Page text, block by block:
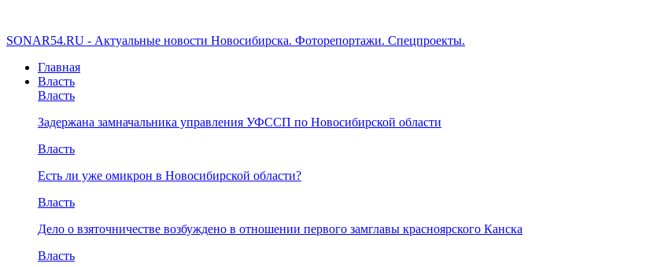
SONAR54.RU - Актуальные новости Новосибирска. Фоторепортажи. Спецпроекты.
Главная
Власть
Власть
Задержана замначальника управления УФССП по Новосибирской области
Власть
Есть ли уже омикрон в Новосибирской области?
Власть
Дело о взяточничестве возбуждено в отношении первого замглавы красноярского Канска
Власть